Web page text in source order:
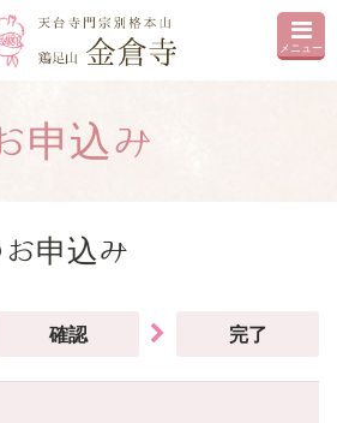
メニュー
申込み
申込み
確認 完了